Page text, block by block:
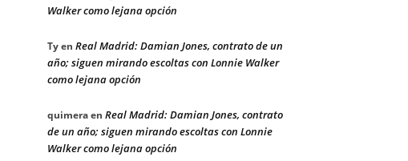
Walker como lejana opción
Tyen Real Madrid: Damian Jones, contrato de un
año; siguen mirando escoltas con Lonnie Walker
como lejana opción
quimeraen Real Madrid: Damian Jones, contrato
de un año; siguen mirando escoltas con Lonnie
Walker como lejana opción